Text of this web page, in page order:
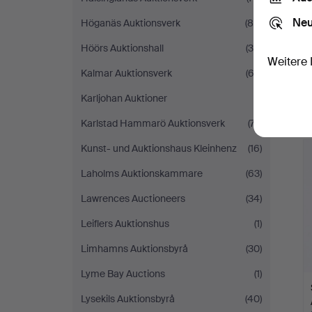
Höganäs Auktionsverk
(88)
Höörs Auktionshall
(35)
Kalmar Auktionsverk
(62)
Karljohan Auktioner
Karlstad Hammarö Auktionsverk
(77)
Kunst- und Auktionshaus Kleinhenz
(16)
Laholms Auktionskammare
(63)
Lawrences Auctioneers
(34)
Leiflers Auktionshus
(1)
Limhamns Auktionsbyrå
(30)
Lyme Bay Auctions
(1)
Lysekils Auktionsbyrå
(40)
Weitere